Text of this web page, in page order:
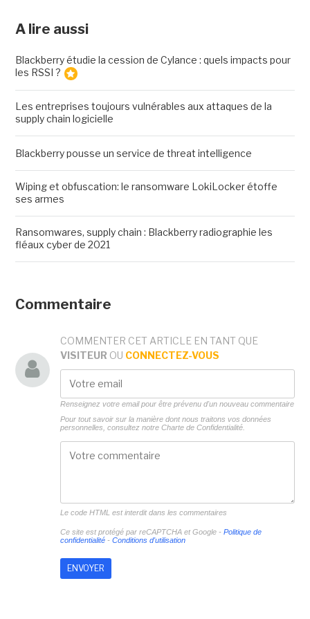
A lire aussi
Blackberry étudie la cession de Cylance : quels impacts pour
les RSSI ?
Les entreprises toujours vulnérables aux attaques de la
supply chain logicielle
Blackberry pousse un service de threat intelligence
Wiping et obfuscation: le ransomware LokiLocker étoffe
ses armes
Ransomwares, supply chain : Blackberry radiographie les
fléaux cyber de 2021
Commentaire
COMMENTER CET ARTICLE EN TANT QUE
VISITEUR OU CONNECTEZ-VOUS
Renseignez votre email pour être prévenu d'un nouveau commentaire
Pour tout savoir sur la manière dont nous traitons vos données
personnelles, consultez notre Charte de Confidentialité.
Le code HTML est interdit dans les commentaires
Ce site est protégé par reCAPTCHA et Google - Politique de
confidentialité- Conditions d'utilisation